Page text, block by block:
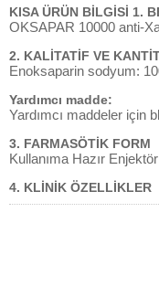
KISA ÜRÜN BİLGİSİ 1.
OKSAPAR 10000 anti-
2. KALİTATİF VE
Enoksaparin sodyum:
Yardımcı madde:
Yardımcı maddeler için
3. FARMASÖTİK FORM
Kullanıma Hazır
4. KLİNİK ÖZELLİKLER